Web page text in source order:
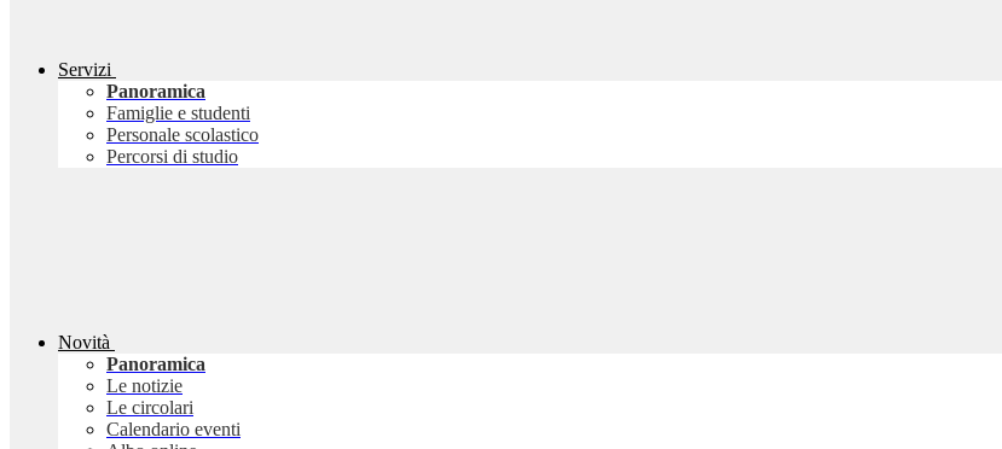
Servizi
Panoramica
Famiglie e studenti
Personale scolastico
Percorsi di studio
Novità
Panoramica
Le notizie
Le circolari
Calendario eventi